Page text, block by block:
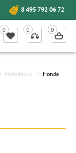
8 495 792 06 72
Мотоблоки Honda